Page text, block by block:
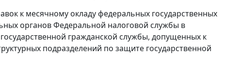
к месячному окладу федеральных государственных
органов Федеральной налоговой службы в
гражданской службы, допущенных к
подразделений по защите государственной